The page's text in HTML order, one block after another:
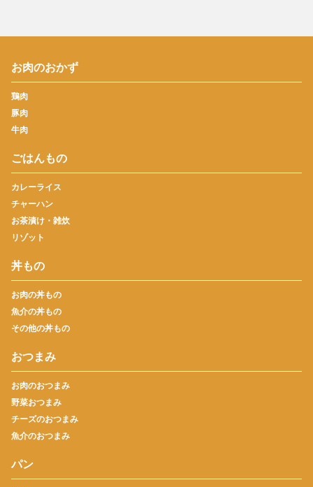
お肉のおかず
鶏肉
豚肉
牛肉
ごはんもの
カレーライス
チャーハン
お茶漬け・雑炊
リゾット
丼もの
お肉の丼もの
魚介の丼もの
その他の丼もの
おつまみ
お肉のおつまみ
野菜おつまみ
チーズのおつまみ
魚介のおつまみ
パン